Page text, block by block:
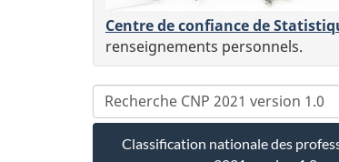
Centre de confiance de
renseignements personnels.
Classification nationale des